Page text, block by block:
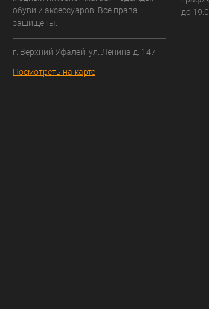
обуви и аксессуаров. Все права
защищены.
г. Верхний Уфалей. ул. Ленина д. 147
Посмотреть на карте
до